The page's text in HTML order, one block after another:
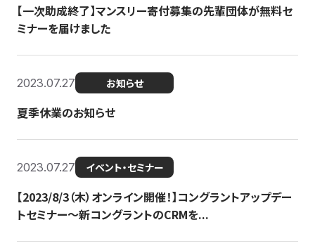
【一次助成終了】マンスリー寄付募集の先輩団体が無料セ
ミナーを届けました
2023.07.27 お知らせ
夏季休業のお知らせ
2023.07.27 イベント・セミナー
【2023/8/3（木）オンライン開催！】コングラントアップデー
トセミナー〜新コングラントのCRMを...